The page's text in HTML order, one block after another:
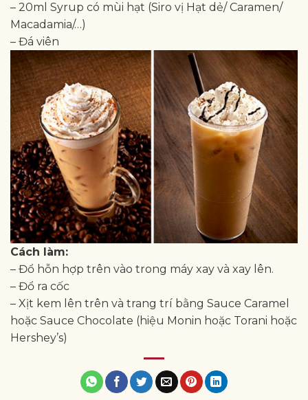
– 20ml Syrup có mùi hạt (Siro vị Hạt dẻ/ Caramen/
Macadamia/…)
– Đá viên
Cách làm:
– Đổ hỗn hợp trên vào trong máy xay và xay lên.
– Đổ ra cốc
– Xịt kem lên trên và trang trí bằng Sauce Caramel
hoặc Sauce Chocolate (hiệu Monin hoặc Torani hoặc
Hershey’s)